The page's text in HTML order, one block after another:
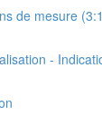
de mesure
-